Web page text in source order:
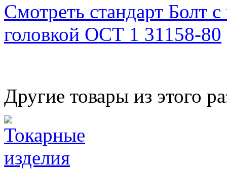
Смотреть стандарт Болт
головкой ОСТ 1 31158-80
Другие товары из этого